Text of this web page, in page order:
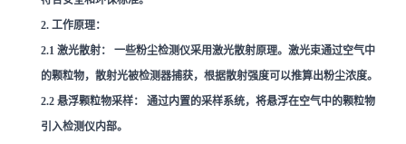
2. 工作原理：
2.1 激光散射：
一些粉尘检测仪采用激光散射原理。激光束通过空气中
的颗粒物，散射光被检测器捕获，根据散射强度可以推算出粉尘浓度。
2.2 悬浮颗粒物采样：
通过内置的采样系统，将悬浮在空气中的颗粒物
引入检测仪内部。